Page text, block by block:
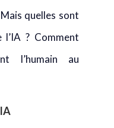
quelles sont
? Comment
l’humain au